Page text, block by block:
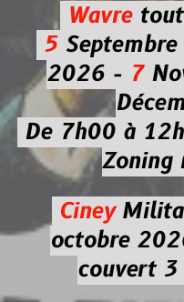
Wavretout
5
2026 -7
De 7h00 à
Zoning
Ciney
octobre
couvert